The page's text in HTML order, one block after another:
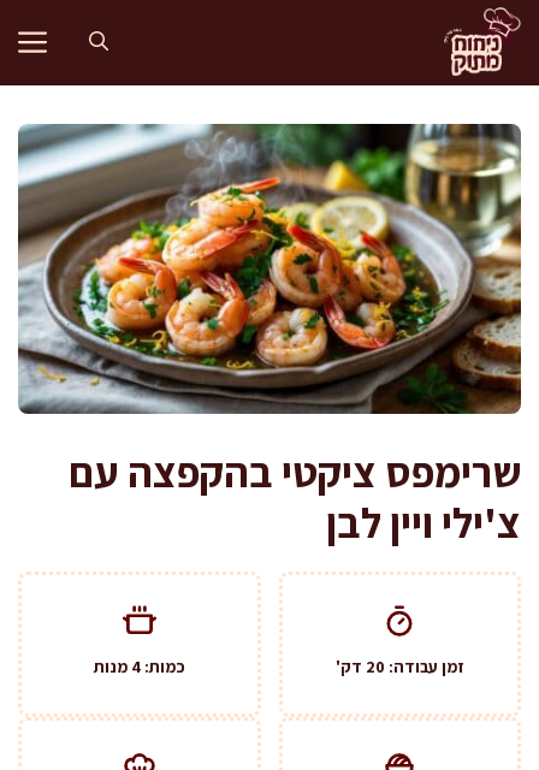
לדלג
לתוכן
שרימפס ציקטי בהקפצה עם
צ'ילי ויין לבן
זמן עבודה: 20 דק' כמות: 4 מנות